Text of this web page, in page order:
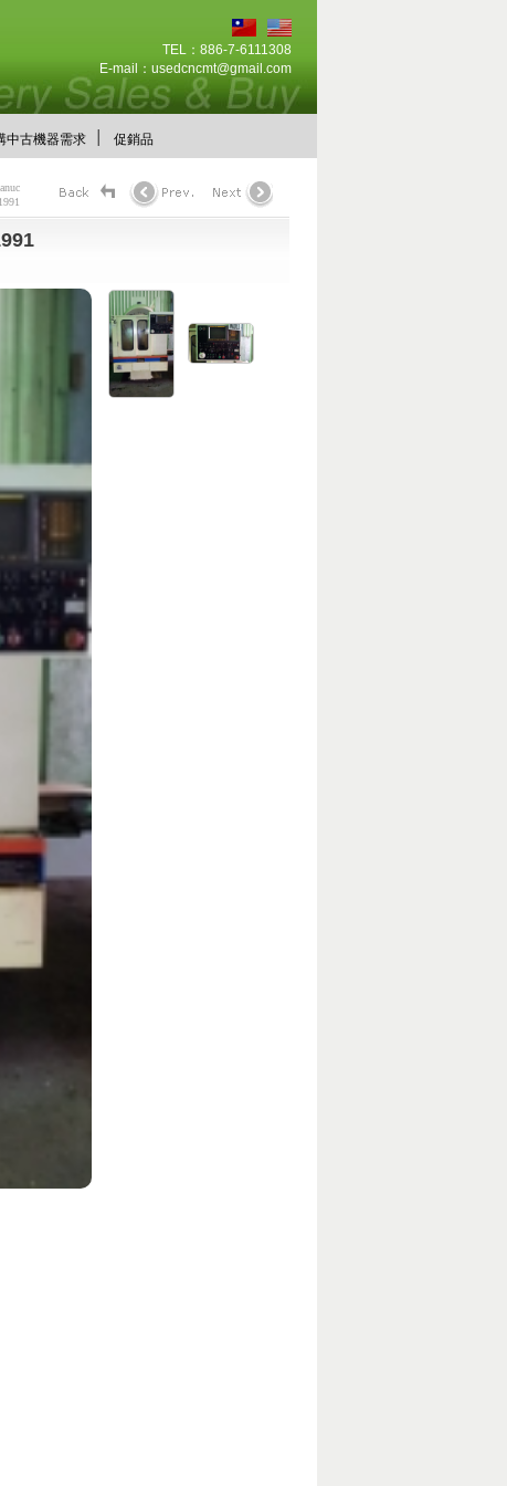
TEL：886-7-6111308
E-mail： usedcncmt@gmail.com
中古機器需求 促銷品